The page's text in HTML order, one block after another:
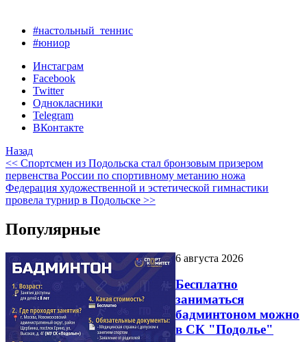
#настольный_теннис
#юниор
Инстаграм
Facebook
Twitter
Однокласники
Telegram
ВКонтакте
Назад
<< Спортсмен из Подольска стал бронзовым призером
первенства России по спортивному метанию ножа
Федерация художественной и эстетической гимнастики
провела турнир в Подольске >>
Популярные
6 августа 2026
Бесплатно
заниматься
бадминтоном можно
в СК "Подолье"